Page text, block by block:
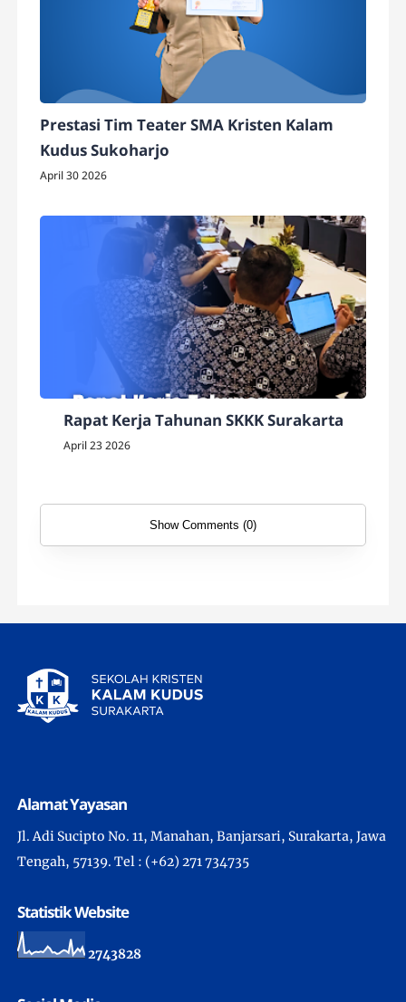
Prestasi Tim Teater SMA Kristen Kalam
Kudus Sukoharjo
April 30 2026
Rapat Kerja Tahunan SKKK Surakarta
April 23 2026
Show Comments (0)
Alamat Yayasan
Jl. Adi Sucipto No. 11, Manahan, Banjarsari, Surakarta, Jawa
Tengah, 57139. Tel : (+62) 271 734735
Statistik Website
2743828